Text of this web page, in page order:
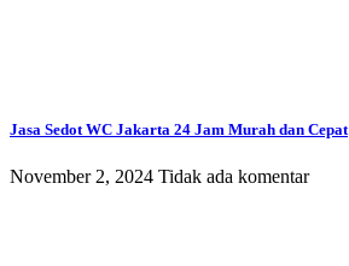
Jasa Sedot WC Jakarta 24 Jam Murah dan Cepat
November 2, 2024 Tidak ada komentar